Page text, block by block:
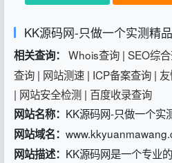
KK源码网-只做一个实测精品
相关查询： Whois查询 | SEO综
查询 | 网站测速 | ICP备案查询 |
| 网站安全检测 | 百度收录查询
网站名称： KK源码网-只做一个实
网站域名：
网站描述： KK源码网是一个专业